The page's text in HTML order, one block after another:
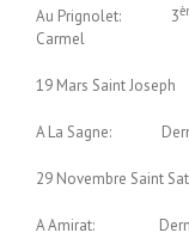
Au Prignolet: 3
Carmel
19 Mars Saint Joseph
A La Sagne:
29 Novembre Saint
A Amirat: Dernier